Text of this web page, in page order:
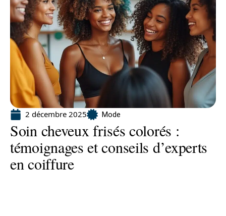
2 décembre 2025 Mode
Soin cheveux frisés colorés :
témoignages et conseils d’experts
en coiffure